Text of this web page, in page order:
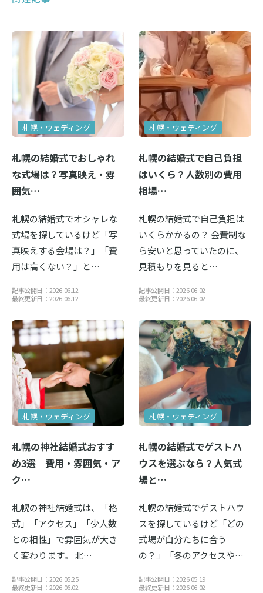
札幌・ウェディング
札幌の結婚式でおしゃれ
な式場は？写真映え・雰
囲気…
札幌の結婚式でオシャレな
式場を探しているけど「写
真映えする会場は？」「費
用は高くない？」と…
記事公開日：2026.06.12
最終更新日：2026.06.12
札幌・ウェディング
札幌の結婚式で自己負担
はいくら？人数別の費用
相場…
札幌の結婚式で自己負担は
いくらかかるの？ 会費制な
ら安いと思っていたのに、
見積もりを見ると…
記事公開日：2026.06.02
最終更新日：2026.06.02
札幌・ウェディング
札幌の神社結婚式おすす
め3選｜費用・雰囲気・ア
ク…
札幌の神社結婚式は、「格
式」「アクセス」「少人数
との相性」で雰囲気が大き
く変わります。 北…
記事公開日：2026.05.25
最終更新日：2026.06.02
札幌・ウェディング
札幌の結婚式でゲストハ
ウスを選ぶなら？人気式
場と…
札幌の結婚式でゲストハウ
スを探しているけど「どの
式場が自分たちに合う
の？」「冬のアクセスや…
記事公開日：2026.05.19
最終更新日：2026.06.02